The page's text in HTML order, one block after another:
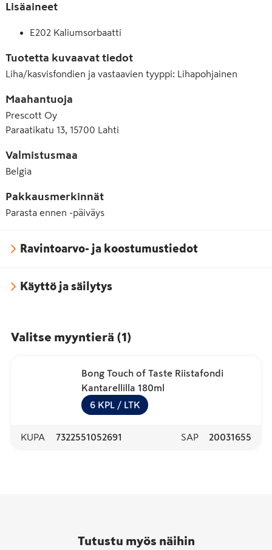
Lisäaineet
E202 Kaliumsorbaatti
Tuotetta kuvaavat tiedot
Liha/kasvisfondien ja vastaavien tyyppi: Lihapohjainen
Maahantuoja
Prescott Oy
Paraatikatu 13, 15700 Lahti
Valmistusmaa
Belgia
Pakkausmerkinnät
Parasta ennen -päiväys
Ravintoarvo- ja koostumustiedot
Käyttö ja säilytys
Valitse myyntierä (1)
Bong Touch of Taste Riistafondi
Kantarellilla 180ml
6 KPL / LTK
KUPA 7322551052691 SAP 20031655
Tutustu myös näihin